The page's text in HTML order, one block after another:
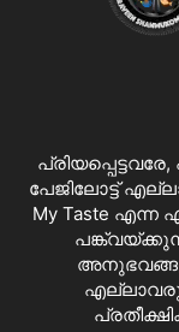
പേജിലോട്ട്
My Taste എന്ന